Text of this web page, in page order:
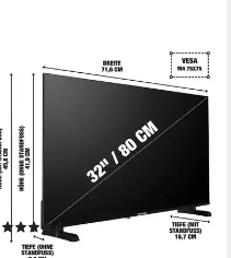
TELEFUNKEN
XH32TP900S LCD-LED
80 cm/32 Zoll
Diagonale
LED
Bildschirmtechnologie
HD-ready
Auflösung
Produktdatenblatt
(4)
149,99 €